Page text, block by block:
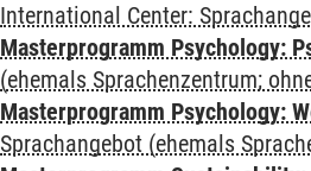
International Center:
Masterprogramm Psychology:
(ehemals Sprachenzentrum;
Masterprogramm Psychology:
Sprachangebot (ehemals